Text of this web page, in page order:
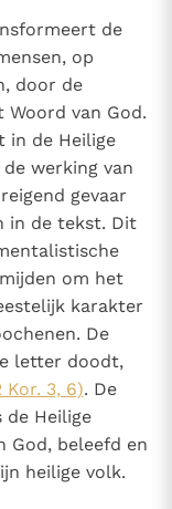
de
op
door de
van God.
in de Heilige
werking van
gevaar
in de tekst. Dit
om het
karakter
De
letter doodt,
Kor. 3, 6). De
Heilige
God, beleefd en
heilige volk.